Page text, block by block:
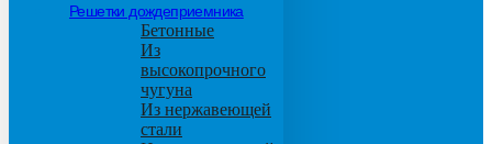
Решетки дождеприемника
Бетонные
Из
высокопрочного
чугуна
Из нержавеющей
стали